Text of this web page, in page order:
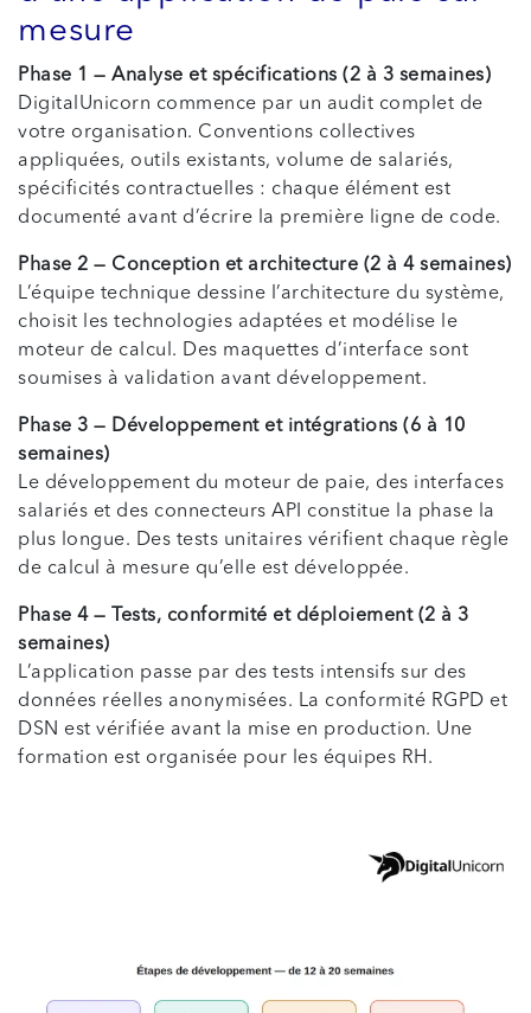
mesure
Phase 1 — Analyse et spécifications (2 à 3 semaines)
DigitalUnicorn commence par un audit complet de
votre organisation. Conventions collectives
appliquées, outils existants, volume de salariés,
spécificités contractuelles : chaque élément est
documenté avant d’écrire la première ligne de code.
Phase 2 — Conception et architecture (2 à 4 semaines)
L’équipe technique dessine l’architecture du système,
choisit les technologies adaptées et modélise le
moteur de calcul. Des maquettes d’interface sont
soumises à validation avant développement.
Phase 3 — Développement et intégrations (6 à 10
semaines)
Le développement du moteur de paie, des interfaces
salariés et des connecteurs API constitue la phase la
plus longue. Des tests unitaires vérifient chaque règle
de calcul à mesure qu’elle est développée.
Phase 4 — Tests, conformité et déploiement (2 à 3
semaines)
L’application passe par des tests intensifs sur des
données réelles anonymisées. La conformité RGPD et
DSN est vérifiée avant la mise en production. Une
formation est organisée pour les équipes RH.